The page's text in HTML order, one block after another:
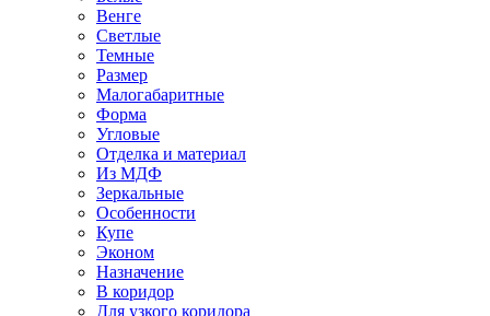
Венге
Светлые
Темные
Размер
Малогабаритные
Форма
Угловые
Отделка и материал
Из МДФ
Зеркальные
Особенности
Купе
Эконом
Назначение
В коридор
Для узкого коридора